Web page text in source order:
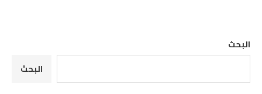
البحث
البحث